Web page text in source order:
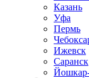
Казань
Уфа
Пермь
Ижевск
Саранск